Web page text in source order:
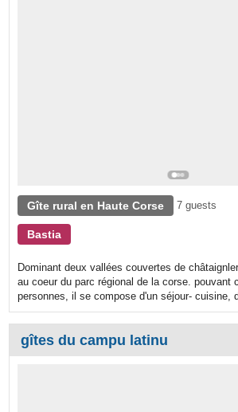
Gîte rural en Haute Corse 7 guests
Bastia
Dominant deux vallées couvertes de
au coeur du parc régional de la corse. pouvant
personnes, il se compose d'un séjour- cuisine,
gîtes du campu latinu